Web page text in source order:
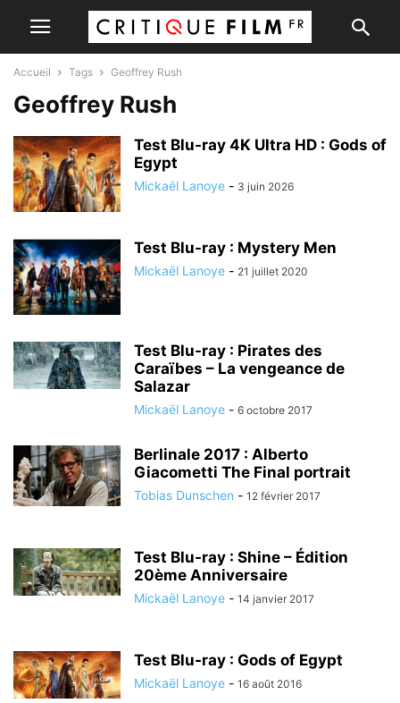
Accueil Tags Geoffrey Rush
Geoffrey Rush
Test Blu-ray 4K Ultra HD : Gods of
Egypt
Mickaël Lanoye - 3 juin 2026
Test Blu-ray : Mystery Men
Mickaël Lanoye - 21 juillet 2020
Test Blu-ray : Pirates des
Caraïbes – La vengeance de
Salazar
Mickaël Lanoye - 6 octobre 2017
Berlinale 2017 : Alberto
Giacometti The Final portrait
Tobias Dunschen - 12 février 2017
Test Blu-ray : Shine – Édition
20ème Anniversaire
Mickaël Lanoye - 14 janvier 2017
Test Blu-ray : Gods of Egypt
Mickaël Lanoye - 16 août 2016